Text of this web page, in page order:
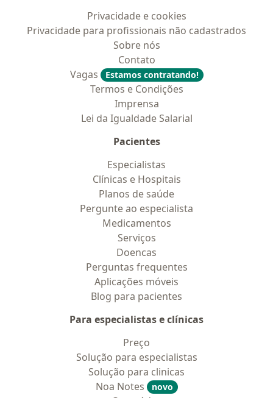
Privacidade e cookies
Privacidade para profissionais não cadastrados
Sobre nós
Contato
Vagas
Estamos contratando!
Termos e Condições
Imprensa
Lei da Igualdade Salarial
Pacientes
Especialistas
Clínicas e Hospitais
Planos de saúde
Pergunte ao especialista
Medicamentos
Serviços
Doencas
Perguntas frequentes
Aplicações móveis
Blog para pacientes
Para especialistas e clínicas
Preço
Solução para especialistas
Solução para clinicas
Noa Notes
novo